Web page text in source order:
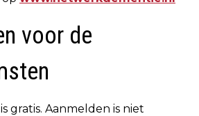
voor de
gratis. Aanmelden is niet